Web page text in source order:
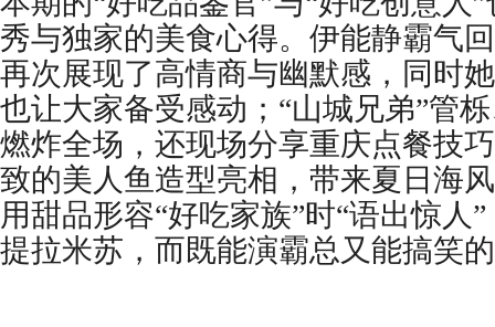
秀与独家的美食心得。伊能静霸气
再次展现了高情商与幽默感，同时
也让大家备受感动；“山城兄弟”管
燃炸全场，还现场分享重庆点餐技
致的美人鱼造型亮相，带来夏日海
用甜品形容“好吃家族”时“语出惊人
提拉米苏，而既能演霸总又能搞笑